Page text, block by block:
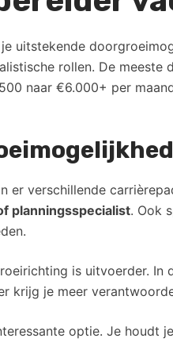
uitstekende
rollen. De
naar €6.000+ per
er verschillende
planningsspecialist. Ook
is uitvoerder.
krijg je meer
optie. Je houdt